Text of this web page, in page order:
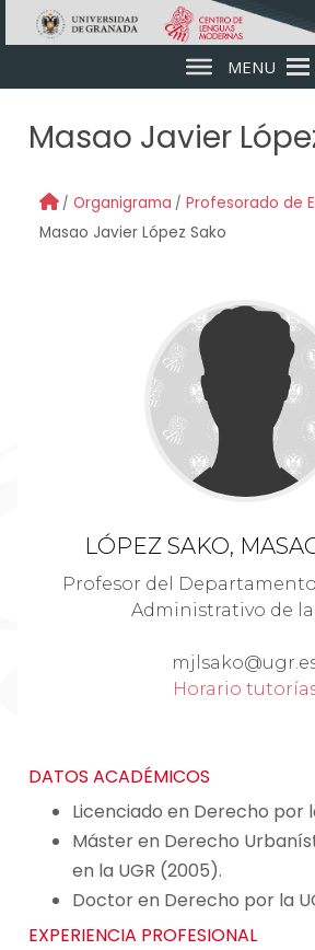
Skip to main content
MENU
Masao Javier
Organigrama
Profesorado de
Masao Javier López Sako
LÓPEZ SAKO,
Profesor del
Administrativo de la
Horario
DATOS ACADÉMICOS
Licenciado en Derecho por
Máster en Derecho
en la UGR (2005).
Doctor en Derecho por la
EXPERIENCIA PROFESIONAL